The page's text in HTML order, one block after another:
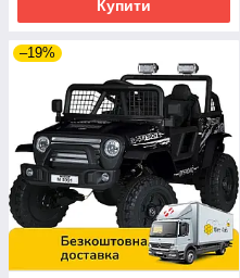
Купити
–19%